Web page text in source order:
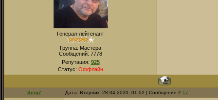
Генерал-лейтенант
Группа: Мастера
Сообщений: 7778
Репутация: 925
Статус: Оффлайн
Serg7 Дата: Вторник, 28.04.2020, 01:02 | Сообщение # 17